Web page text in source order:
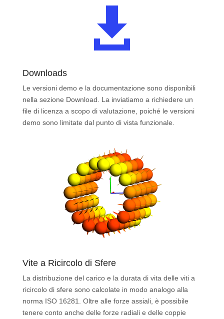

Downloads
Le versioni demo e la documentazione sono disponibili
nella sezione Download. La inviatiamo a richiedere un
file di licenza a scopo di valutazione, poiché le versioni
demo sono limitate dal punto di vista funzionale.
Vite a Ricircolo di Sfere
La distribuzione del carico e la durata di vita delle viti a
ricircolo di sfere sono calcolate in modo analogo alla
norma ISO 16281. Oltre alle forze assiali, è possibile
tenere conto anche delle forze radiali e delle coppie